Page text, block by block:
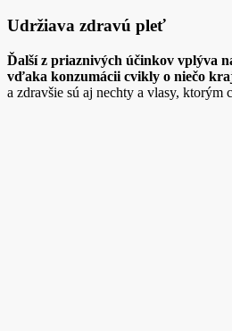
Udržiava zdravú pleť
Ďalší z priaznivých účinkov vplýva
vďaka konzumácii cvikly o niečo
a zdravšie sú aj nechty a vlasy, ktorým